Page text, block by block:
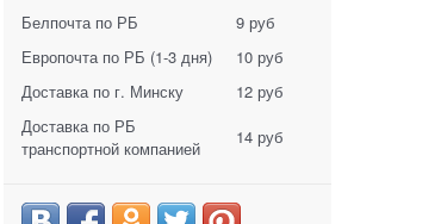
Белпочта по РБ
9 руб
Европочта по РБ (1-3 дня)
10 руб
Доставка по г. Минску
12 руб
Доставка по РБ
транспортной компанией
14 руб